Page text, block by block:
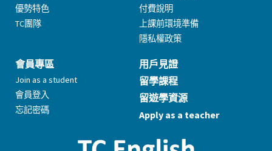
優勢特色
TC團隊
付費說明
上課前環境準備
隱私權政策
會員專區
Join as a student
會員登入
忘記密碼
用戶見證
留學課程
留遊學資源
Apply as a teacher